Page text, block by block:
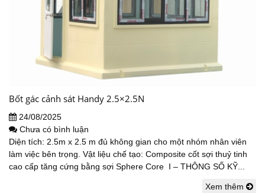
Bốt gác cảnh sát Handy 2.5×2.5N
24/08/2025
Chưa có bình luận
Diện tích: 2.5m x 2.5 m đủ không gian cho một nhóm nhân viên
làm việc bên trọng. Vật liệu chế tạo: Composite cốt sợi thuỷ tinh
cao cấp tăng cứng bằng sợi Sphere Core I – THÔNG SỐ KỸ...
Xem thêm